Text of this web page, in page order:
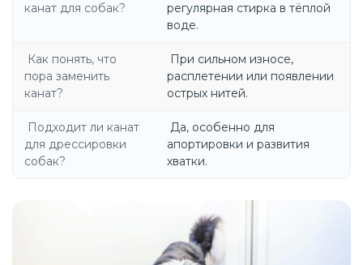
канат для собак?
регулярная стирка в тёплой
воде.
Как понять, что
пора заменить
канат?
При сильном износе,
расплетении или появлении
острых нитей.
Подходит ли канат
для дрессировки
собак?
Да, особенно для
апортировки и развития
хватки.